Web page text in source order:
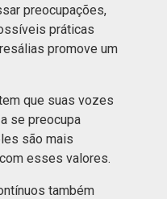
preocupações,
práticas
promove um
que suas vozes
se preocupa
são mais
esses valores.
também